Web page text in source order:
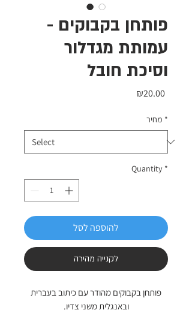
פותחן בקבוקים -
עמותת מגדלור
וסיכת חובל
₪20.00Price
מחיר *
Quantity *
להוספה לסל
לקנייה מהירה
פותחן בקבוקים מהודר עם כיתוב בעברית
ובאנגלית משני צדיו.